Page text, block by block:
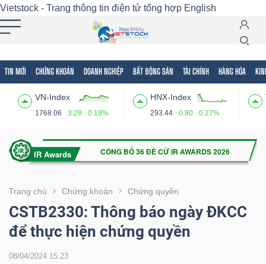
Vietstock - Trang thông tin điện tử tổng hợp English
TIN MỚI CHỨNG KHOÁN DOANH NGHIỆP BẤT ĐỘNG SẢN TÀI CHÍNH HÀNG HÓA
VN-Index
1768.06 3.28 0.19%
HNX-Index
293.44 0.80 0.27%
Trang chủ Chứng khoán Chứng quyền
CSTB2330: Thông báo ngày ĐKCC
để thực hiện chứng quyền
08/04/2024 15:23
Tất cả Tính năng Ngành Mã chứng khoán
Tính
(-)
VIETSTOCK
CHỨNG